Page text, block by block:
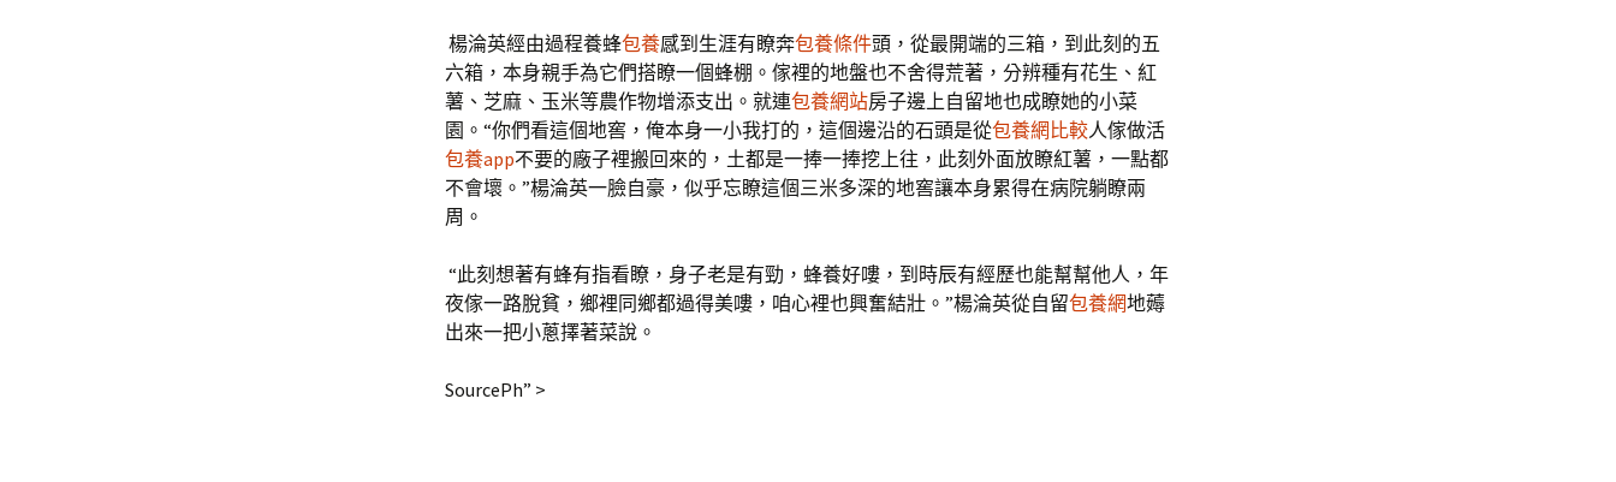
楊淪英經由過程養蜂包養感到生涯有瞭奔包養條件頭，從最開端的三箱，到此刻的五
六箱，本身親手為它們搭瞭一個蜂棚。傢裡的地盤也不舍得荒著，分辨種有花生、紅
薯、芝麻、玉米等農作物增添支出。就連包養網站房子邊上自留地也成瞭她的小菜
園。“你們看這個地窖，俺本身一小我打的，這個邊沿的石頭是從包養網比較人傢做活
包養app不要的廠子裡搬回來的，土都是一捧一捧挖上往，此刻外面放瞭紅薯，一點都
不會壞。”楊淪英一臉自豪，似乎忘瞭這個三米多深的地窖讓本身累得在病院躺瞭兩
周。
“此刻想著有蜂有指看瞭，身子老是有勁，蜂養好嘍，到時辰有經歷也能幫幫他人，年
夜傢一路脫貧，鄉裡同鄉都過得美嘍，咱心裡也興奮結壯。”楊淪英從自留包養網地薅
出來一把小蔥擇著菜說。
SourcePh” >